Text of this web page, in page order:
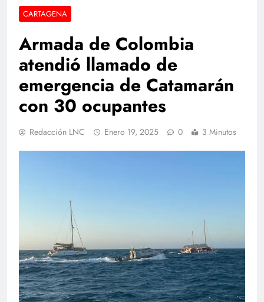
CARTAGENA
Armada de Colombia
atendió llamado de
emergencia de Catamarán
con 30 ocupantes
Redacción LNC Enero 19, 2025 0 3 Minutos